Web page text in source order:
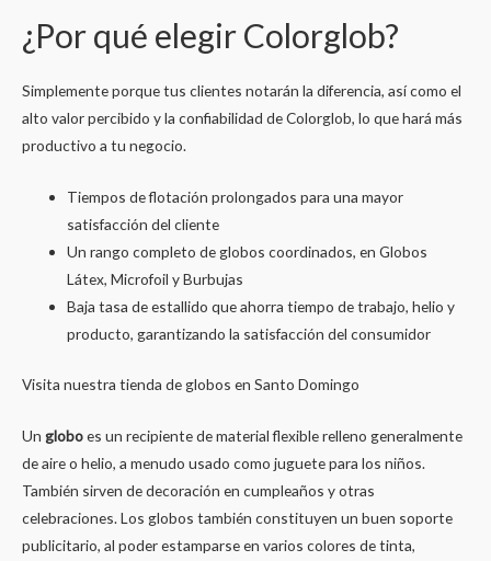
¿Por qué elegir Colorglob?
Simplemente porque tus clientes notarán la diferencia, así como el
alto valor percibido y la confiabilidad de Colorglob, lo que hará más
productivo a tu negocio.
Tiempos de flotación prolongados para una mayor
satisfacción del cliente
Un rango completo de globos coordinados, en Globos
Látex, Microfoil y Burbujas
Baja tasa de estallido que ahorra tiempo de trabajo, helio y
producto, garantizando la satisfacción del consumidor
Visita nuestra tienda de globos en Santo Domingo
Un globoes un recipiente de material flexible relleno generalmente
de aire o helio, a menudo usado como juguete para los niños.
También sirven de decoración en cumpleaños y otras
celebraciones. Los globos también constituyen un buen soporte
publicitario, al poder estamparse en varios colores de tinta,